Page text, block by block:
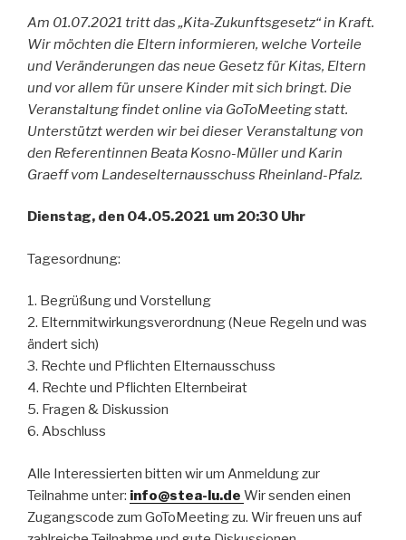
Am 01.07.2021 tritt das „Kita-Zukunftsgesetz“ in Kraft.
Wir möchten die Eltern informieren, welche Vorteile
und Veränderungen das neue Gesetz für Kitas, Eltern
und vor allem für unsere Kinder mit sich bringt. Die
Veranstaltung findet online via GoToMeeting statt.
Unterstützt werden wir bei dieser Veranstaltung von
den Referentinnen Beata Kosno-Müller und Karin
Graeff vom Landeselternausschuss Rheinland-Pfalz.
Dienstag, den 04.05.2021 um 20:30 Uhr
Tagesordnung:
1. Begrüßung und Vorstellung
2. Elternmitwirkungsverordnung (Neue Regeln und was
ändert sich)
3. Rechte und Pflichten Elternausschuss
4. Rechte und Pflichten Elternbeirat
5. Fragen & Diskussion
6. Abschluss
Alle Interessierten bitten wir um Anmeldung zur
Teilnahme unter: info@stea-lu.de Wir senden einen
Zugangscode zum GoToMeeting zu. Wir freuen uns auf